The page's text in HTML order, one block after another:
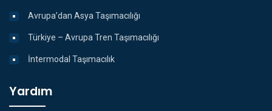
Avrupa’dan Asya Taşımacılığı
Türkiye – Avrupa Tren Taşımacılığı
İntermodal Taşımacılık
Yardım